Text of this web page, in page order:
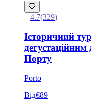
4.7(329)
Історичний
дегустаційним
Порту
Porto
Від€89